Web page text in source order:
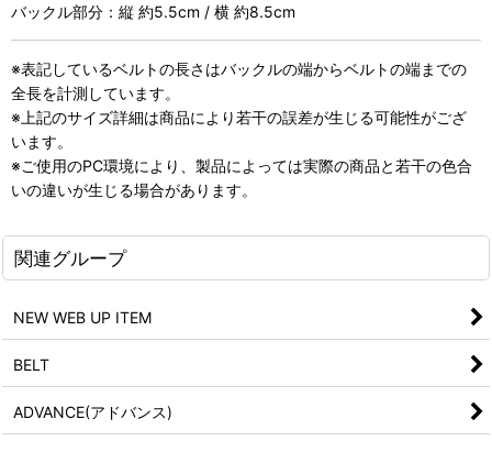
バックル部分：縦 約5.5cm / 横 約8.5cm
※表記しているベルトの長さはバックルの端からベルトの端までの
全長を計測しています。
※上記のサイズ詳細は商品により若干の誤差が生じる可能性がござ
います。
※ご使用のPC環境により、製品によっては実際の商品と若干の色合
いの違いが生じる場合があります。
関連グループ
NEW WEB UP ITEM
BELT
ADVANCE(アドバンス)